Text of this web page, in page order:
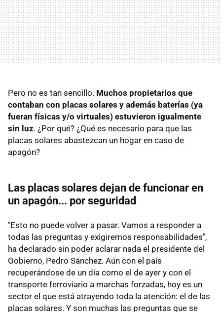
Pero no es tan sencillo. Muchos propietarios que
contaban con placas solares y además baterías (ya
fueran físicas y/o virtuales) estuvieron igualmente
sin luz. ¿Por qué? ¿Qué es necesario para que las
placas solares abastezcan un hogar en caso de
apagón?
Las placas solares dejan de funcionar en
un apagón... por seguridad
"Esto no puede volver a pasar. Vamos a responder a
todas las preguntas y exigiremos responsabilidades",
ha declarado sin poder aclarar nada el presidente del
Gobierno, Pedro Sánchez. Aún con el país
recuperándose de un día como el de ayer y con el
transporte ferroviario a marchas forzadas, hoy es un
sector el que está atrayendo toda la atención: el de las
placas solares. Y son muchas las preguntas que se